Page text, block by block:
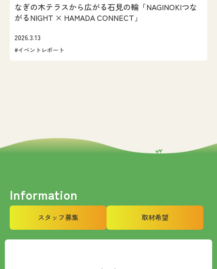
なぎの木テラスから広がる石見の輪「NAGINOKIつな
がるNIGHT × HAMADA CONNECT」
2026.3.13
#イベントレポート
Information
スタッフ募集 取材希望